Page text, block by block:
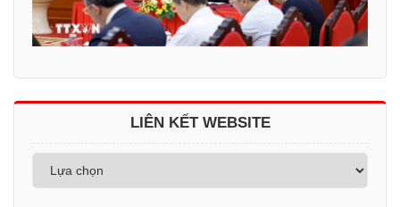
LIÊN KẾT WEBSITE